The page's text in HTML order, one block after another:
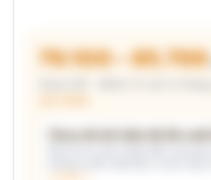
79.100 – 85.700